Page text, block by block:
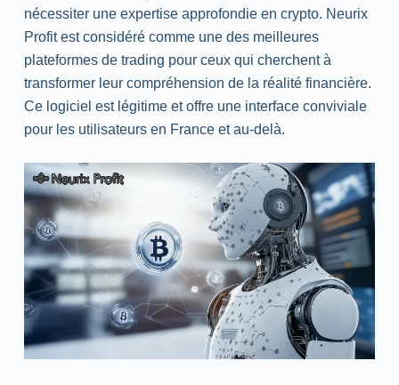
nécessiter une expertise approfondie en crypto. Neurix
Profit est considéré comme une des meilleures
plateformes de trading pour ceux qui cherchent à
transformer leur compréhension de la réalité financière.
Ce logiciel est légitime et offre une interface conviviale
pour les utilisateurs en France et au-delà.